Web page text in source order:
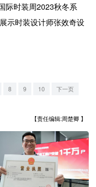
重庆
西藏
青海 宁夏
黑龙江
时装周2023秋冬系
示时装设计师张效奇设
8 9 10 下一页
【责任编辑:周楚卿 】